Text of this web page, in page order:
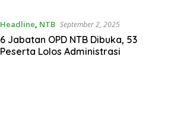
Headline, NTB September 2, 2025
6 Jabatan OPD NTB Dibuka, 53
Peserta Lolos Administrasi